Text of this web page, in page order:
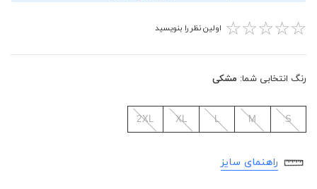
☆
☆
☆
☆
☆ اولین نظر را بنویسید
رنگ انتخابی شما: مشکی
S
M
L
XL
2XL
راهنمای سایز